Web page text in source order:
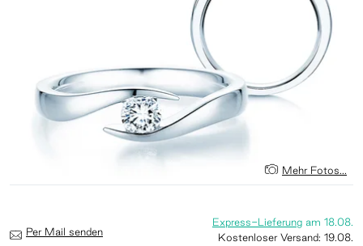
Mehr Fotos...
Express-Lieferung am 18.08.
Kostenloser Versand: 19.08.
Per Mail senden